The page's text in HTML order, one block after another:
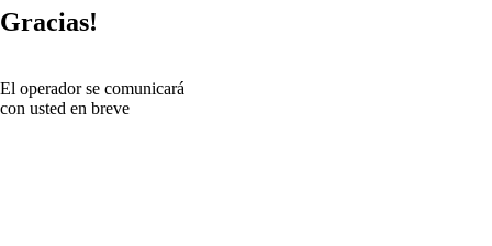
Gracias!
El operador se comunicará
con usted en breve